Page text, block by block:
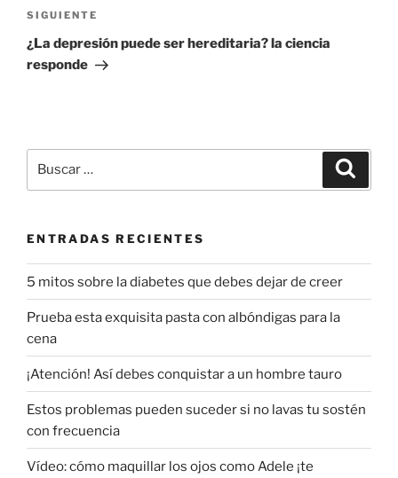
Siguiente
entrada
SIGUIENTE
¿La depresión puede ser hereditaria? la ciencia
responde
por:
ENTRADAS RECIENTES
5 mitos sobre la diabetes que debes dejar de creer
Prueba esta exquisita pasta con albóndigas para la
cena
¡Atención! Así debes conquistar a un hombre tauro
Estos problemas pueden suceder si no lavas tu sostén
con frecuencia
Vídeo: cómo maquillar los ojos como Adele ¡te